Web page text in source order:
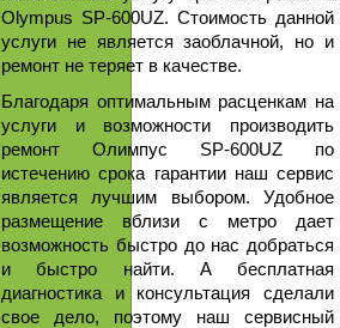
Olympus SP-600UZ. Стоимость данной
услуги не является заоблачной, но и
ремонт не теряет в качестве.
Благодаря оптимальным расценкам на
услуги и возможности производить
ремонт Олимпус SP-600UZ по
истечению срока гарантии наш сервис
является лучшим выбором. Удобное
размещение вблизи с метро дает
возможность быстро до нас добраться
и быстро найти. А бесплатная
диагностика и консультация сделали
свое дело, поэтому наш сервисный